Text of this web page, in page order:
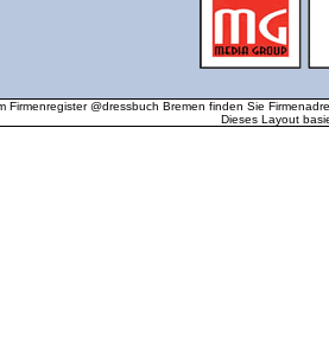
Firmenregister @dressbuch Bremen finden Sie
Dieses Layout